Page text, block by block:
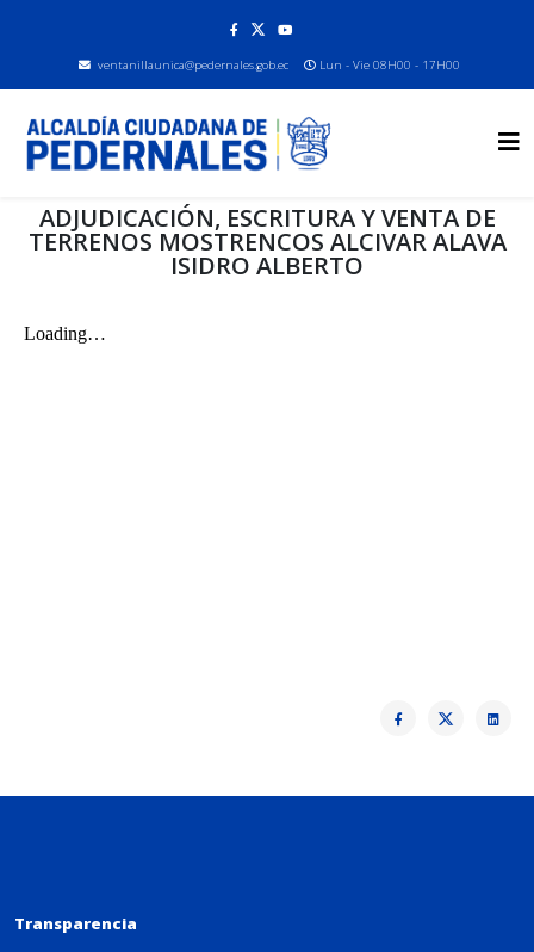
ventanillaunica@pedernales.gob.ec Lun - Vie 08H00 - 17H00
ADJUDICACIÓN, ESCRITURA Y VENTA DE
TERRENOS MOSTRENCOS ALCIVAR ALAVA
ISIDRO ALBERTO
Transparencia